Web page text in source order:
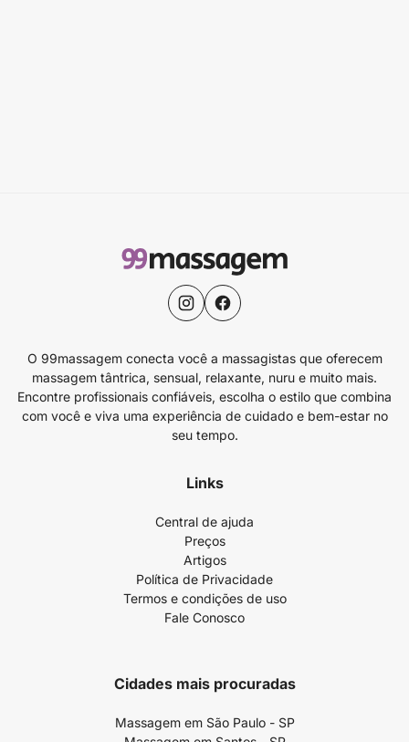
O 99massagem conecta você a massagistas que oferecem
massagem tântrica, sensual, relaxante, nuru e muito mais.
Encontre profissionais confiáveis, escolha o estilo que combina
com você e viva uma experiência de cuidado e bem-estar no
seu tempo.
Links
Central de ajuda
Preços
Artigos
Política de Privacidade
Termos e condições de uso
Fale Conosco
Cidades mais procuradas
Massagem em São Paulo - SP